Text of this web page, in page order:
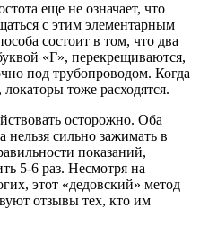
еще не означает, что
с этим элементарным
состоит в том, что два
«Г», перекрещиваются,
под трубопроводом. Когда
тоже расходятся.
осторожно. Оба
сильно зажимать в
показаний,
5-6 раз. Несмотря на
этот «дедовский» метод
отзывы тех, кто им